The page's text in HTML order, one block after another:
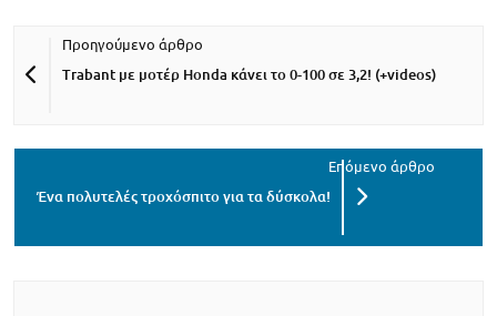
Trabant με μοτέρ Honda κάνει το 0-100 σε 3,2! (+videos)
Ένα πολυτελές τροχόσπιτο για τα δύσκολα!